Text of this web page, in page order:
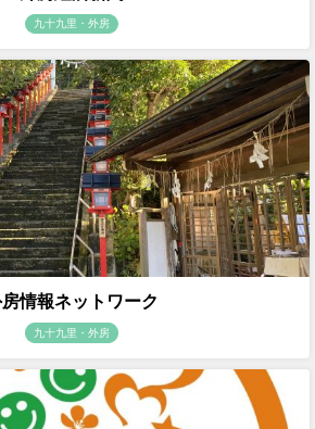
九十九里・外房
情報ネットワーク
九十九里・外房